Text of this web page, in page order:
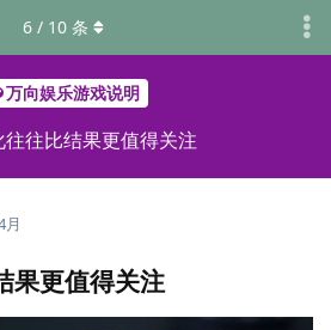
万向娱乐游戏说明
往比结果更值得关注
6 / 10 条
月
果更值得关注